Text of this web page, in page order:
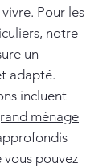
Pour les
notre
un
adapté.
incluent
ménage
vous pouvez